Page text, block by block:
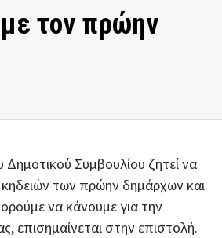
τον πρώην
Συμβουλίου ζητεί να
των πρώην δημάρχων και
να κάνουμε για την
στην επιστολή.